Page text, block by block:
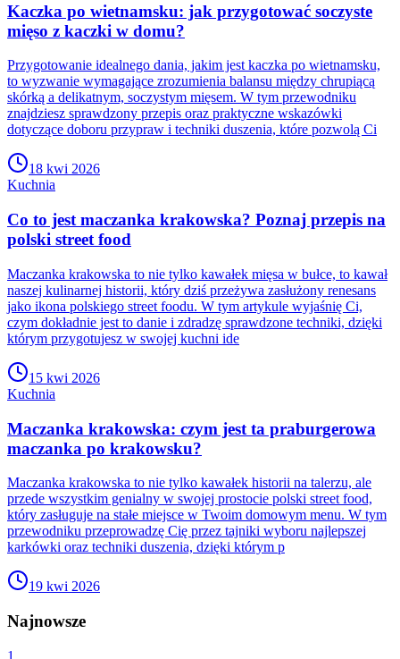
Kaczka po wietnamsku: jak przygotować soczyste
mięso z kaczki w domu?
Przygotowanie idealnego dania, jakim jest kaczka po wietnamsku,
to wyzwanie wymagające zrozumienia balansu między chrupiącą
skórką a delikatnym, soczystym mięsem. W tym przewodniku
znajdziesz sprawdzony przepis oraz praktyczne wskazówki
dotyczące doboru przypraw i techniki duszenia, które pozwolą Ci
18 kwi 2026
Kuchnia
Co to jest maczanka krakowska? Poznaj przepis na
polski street food
Maczanka krakowska to nie tylko kawałek mięsa w bułce, to kawał
naszej kulinarnej historii, który dziś przeżywa zasłużony renesans
jako ikona polskiego street foodu. W tym artykule wyjaśnię Ci,
czym dokładnie jest to danie i zdradzę sprawdzone techniki, dzięki
którym przygotujesz w swojej kuchni ide
15 kwi 2026
Kuchnia
Maczanka krakowska: czym jest ta praburgerowa
maczanka po krakowsku?
Maczanka krakowska to nie tylko kawałek historii na talerzu, ale
przede wszystkim genialny w swojej prostocie polski street food,
który zasługuje na stałe miejsce w Twoim domowym menu. W tym
przewodniku przeprowadzę Cię przez tajniki wyboru najlepszej
karkówki oraz techniki duszenia, dzięki którym p
19 kwi 2026
Najnowsze
1